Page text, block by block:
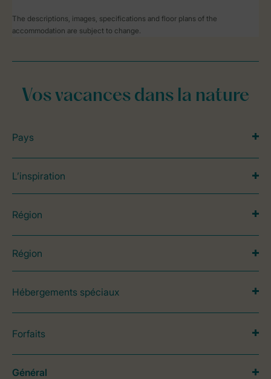
The descriptions, images, specifications and floor plans of the
accommodation are subject to change.
Vos vacances dans la nature
Pays
L’inspiration
Région
Région
Hébergements spéciaux
Forfaits
Général